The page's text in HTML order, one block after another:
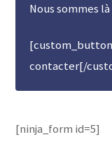
Nous sommes
contacter[/
[ninja_form id=5]